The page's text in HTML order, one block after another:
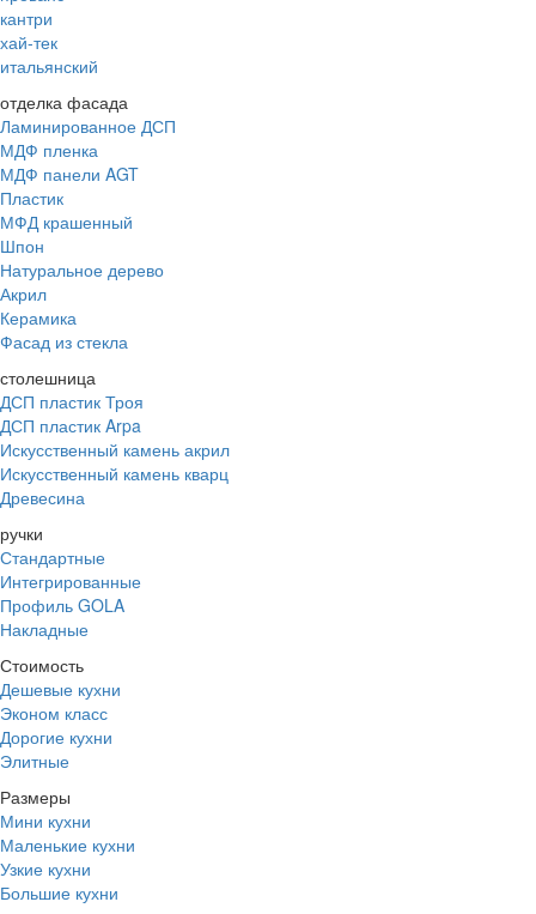
кантри
хай-тек
итальянский
отделка фасада
Ламинированное ДСП
МДФ пленка
МДФ панели AGT
Пластик
МФД крашенный
Шпон
Натуральное дерево
Акрил
Керамика
Фасад из стекла
столешница
ДСП пластик Троя
ДСП пластик Arpa
Искусственный камень акрил
Искусственный камень кварц
Древесина
ручки
Стандартные
Интегрированные
Профиль GOLA
Накладные
Стоимость
Дешевые кухни
Эконом класс
Дорогие кухни
Элитные
Размеры
Мини кухни
Маленькие кухни
Узкие кухни
Большие кухни